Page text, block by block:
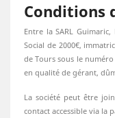
Conditions
Entre la SARL
Social de 2000€,
de Tours sous le numéro
en qualité de gérant,
La société peut être
contact accessible via la